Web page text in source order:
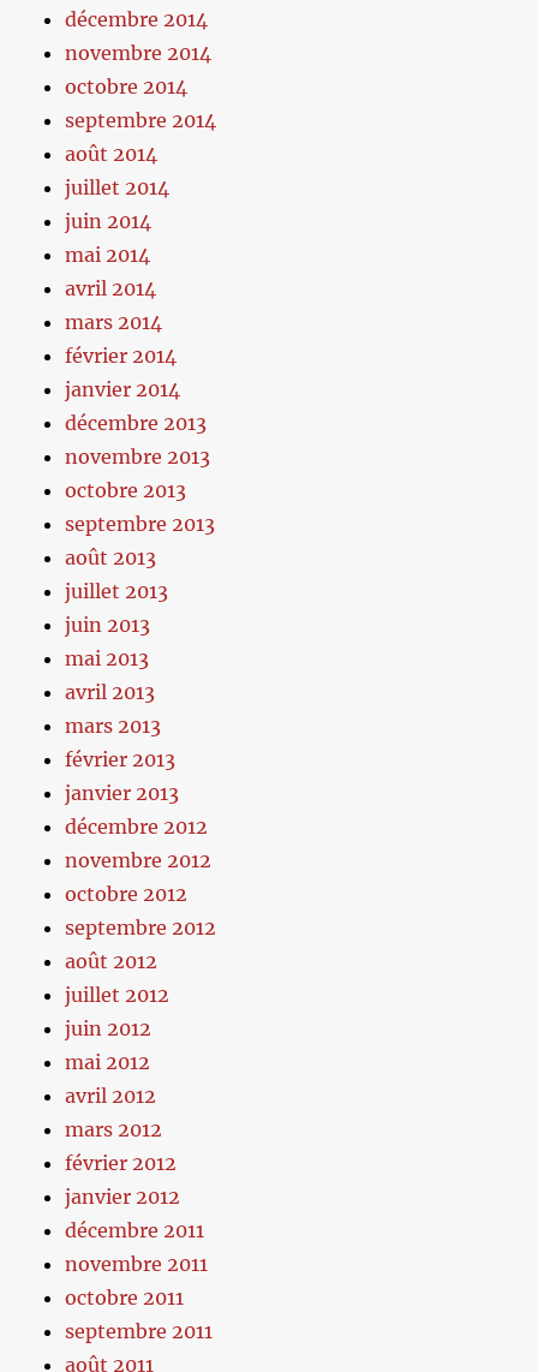
décembre 2014
novembre 2014
octobre 2014
septembre 2014
août 2014
juillet 2014
juin 2014
mai 2014
avril 2014
mars 2014
février 2014
janvier 2014
décembre 2013
novembre 2013
octobre 2013
septembre 2013
août 2013
juillet 2013
juin 2013
mai 2013
avril 2013
mars 2013
février 2013
janvier 2013
décembre 2012
novembre 2012
octobre 2012
septembre 2012
août 2012
juillet 2012
juin 2012
mai 2012
avril 2012
mars 2012
février 2012
janvier 2012
décembre 2011
novembre 2011
octobre 2011
septembre 2011
août 2011